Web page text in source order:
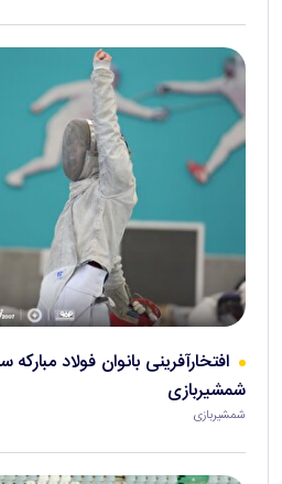
افتخارآفرینی بانوان فولاد
شمشیربازی
شمشیربازی